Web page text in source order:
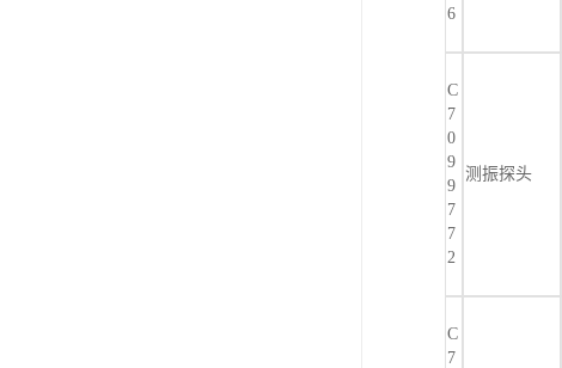
6
C
7
0
9
9
7
7
2
测振探头
C
7